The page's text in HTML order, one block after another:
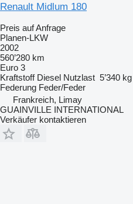
Renault Midlum 180
Preis auf Anfrage
Planen-LKW
2002
560’280 km
Euro 3
Kraftstoff Diesel Nutzlast 5’340 kg
Federung Feder/Feder
Frankreich, Limay
GUAINVILLE INTERNATIONAL
Verkäufer kontaktieren